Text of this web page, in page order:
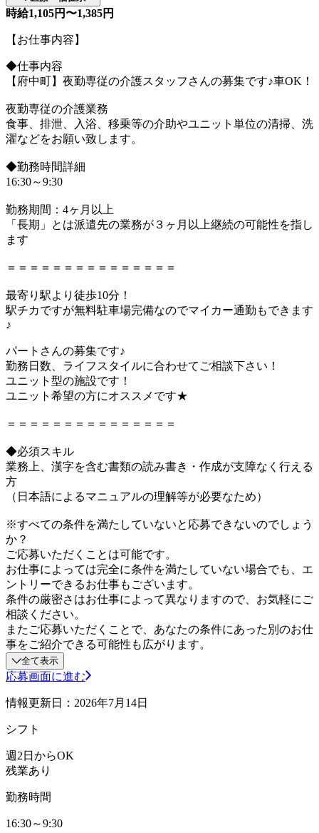
時給1,105円〜1,385円
【お仕事内容】
◆仕事内容
【府中町】夜勤専従の介護スタッフさんの募集です♪車OK！
夜勤専従の介護業務
食事、排泄、入浴、移乗等の介助やユニット単位の清掃、洗
濯などをお願い致します。
◆勤務時間詳細
16:30～9:30
勤務期間：4ヶ月以上
「長期」とは派遣先の業務が３ヶ月以上継続の可能性を指し
ます
＝＝＝＝＝＝＝＝＝＝＝＝＝＝＝
最寄り駅より徒歩10分！
駅チカですが無料駐車場完備なのでマイカー通勤もできます
♪
パートさんの募集です♪
勤務日数、ライフスタイルに合わせてご相談下さい！
ユニット型の施設です！
ユニット希望の方にオススメです★
＝＝＝＝＝＝＝＝＝＝＝＝＝＝＝
◆必須スキル
業務上、漢字を含む書類の読み書き・作成が支障なく行える
方
（日本語によるマニュアルの理解等が必要なため）
※すべての条件を満たしていないと応募できないのでしょう
か？
ご応募いただくことは可能です。
お仕事によっては完全に条件を満たしていない場合でも、エ
ントリーできるお仕事もございます。
条件の厳密さはお仕事によって異なりますので、お気軽にご
相談ください。
またご応募いただくことで、あなたの条件にあった別のお仕
事をご紹介できる可能性も広がります。
全て表示
応募画面に進む
情報更新日：2026年7月14日
シフト
週2日からOK
残業あり
勤務時間
16:30～9:30